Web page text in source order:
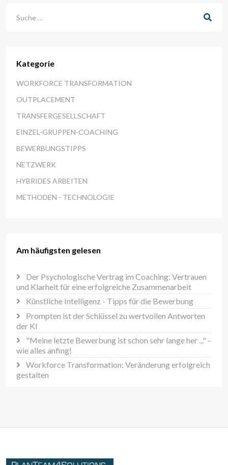
Kategorie
WORKFORCE TRANSFORMATION
OUTPLACEMENT
TRANSFERGESELLSCHAFT
EINZEL-GRUPPEN-COACHING
BEWERBUNGSTIPPS
NETZWERK
HYBRIDES ARBEITEN
METHODEN - TECHNOLOGIE
Am häufigsten gelesen
Der Psychologische Vertrag im Coaching: Vertrauen
und Klarheit für eine erfolgreiche Zusammenarbeit
Künstliche Intelligenz - Tipps für die Bewerbung
Prompten ist der Schlüssel zu wertvollen Antworten
der KI
"Meine letzte Bewerbung ist schon sehr lange her ..." -
wie alles anfing!
Workforce Transformation: Veränderung erfolgreich
gestalten